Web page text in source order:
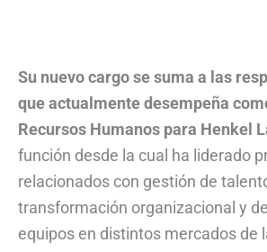
Su nuevo cargo se suma a las
que actualmente desempeña
Recursos Humanos para Henkel
función desde la cual ha liderado
relacionados con gestión de
transformación organizacional y
equipos en distintos mercados de